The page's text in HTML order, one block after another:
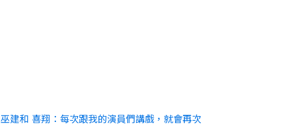
巫建和 喜翔：每次跟我的演員們講戲，就會再次